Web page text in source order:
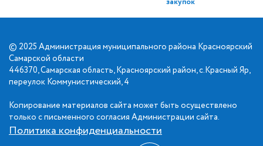
© 2025 Администрация муниципального района Красноярский
Самарской области
446370, Самарская область, Красноярский район, с.Красный Яр,
переулок Коммунистический, 4
Копирование материалов сайта может быть осуществлено
только с письменного согласия Администрации сайта.
Политика конфиденциальности